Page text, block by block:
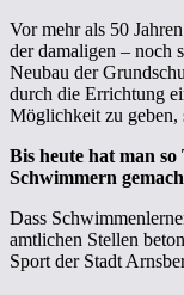
Vor mehr als 50
der damaligen – noch
Neubau der
durch die Errichtung
Möglichkeit zu geben,
Bis heute hat man
Schwimmern
Dass
amtlichen Stellen
Sport der Stadt